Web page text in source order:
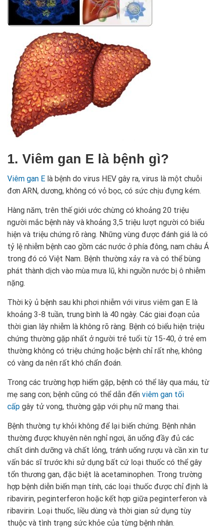
1. Viêm gan E là bệnh gì?
Viêm gan E là bệnh do virus HEV gây ra, virus là một chuỗi
đơn ARN, dương, không có vỏ bọc, có sức chịu đựng kém.
Hàng năm, trên thế giới ước chừng có khoảng 20 triệu
người mắc bệnh này và khoảng 3,5 triệu lượt người có biểu
hiện và triệu chứng rõ ràng. Những vùng được đánh giá là có
tỷ lệ nhiễm bệnh cao gồm các nước ở phía đông, nam châu Á
trong đó có Việt Nam. Bệnh thường xảy ra và có thể bùng
phát thành dịch vào mùa mưa lũ, khi nguồn nước bị ô nhiễm
nặng.
Thời kỳ ủ bệnh sau khi phơi nhiễm với virus viêm gan E là
khoảng 3-8 tuần, trung bình là 40 ngày. Các giai đoạn của
thời gian lây nhiễm là không rõ ràng. Bệnh có biểu hiện triệu
chứng thường gặp nhất ở người trẻ tuổi từ 15-40, ở trẻ em
thường không có triệu chứng hoặc bệnh chỉ rất nhẹ, không
có vàng da nên rất khó chẩn đoán.
Trong các trường hợp hiếm gặp, bệnh có thể lây qua máu, từ
mẹ sang con; bệnh cũng có thể dẫn đến viêm gan tối
cấp gây tử vong, thường gặp với phụ nữ mang thai.
Bệnh thường tự khỏi không để lại biến chứng. Bệnh nhân
thường được khuyên nên nghỉ ngơi, ăn uống đầy đủ các
chất dinh dưỡng và chất lỏng, tránh uống rượu và cần xin tư
vấn bác sĩ trước khi sử dụng bất cứ loại thuốc có thể gây
tổn thương gan, đặc biệt là acetaminophen. Trong trường
hợp bệnh diễn biến mạn tính, các loại thuốc được chỉ định là
ribavirin, peginterferon hoặc kết hợp giữa peginterferon và
ribavirin. Loại thuốc, liều dùng và thời gian sử dụng tùy
thuộc và tình trạng sức khỏe của từng bệnh nhân.